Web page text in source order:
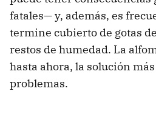
fatales— y, además, es
termine cubierto de gotas
restos de humedad. La
hasta ahora, la solución
problemas.